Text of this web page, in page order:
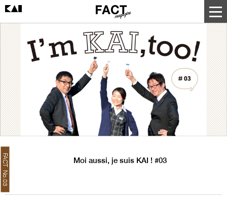
FACT No.03 Moi aussi, je suis KAI ! #03